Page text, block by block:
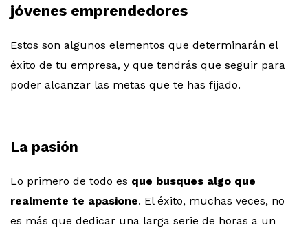
jóvenes emprendedores
Estos son algunos elementos que determinarán el
éxito de tu empresa, y que tendrás que seguir para
poder alcanzar las metas que te has fijado.
La pasión
Lo primero de todo es que busques algo que
realmente te apasione. El éxito, muchas veces, no
es más que dedicar una larga serie de horas a un